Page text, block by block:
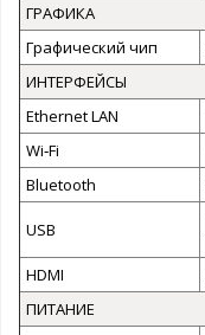
ГРАФИКА
Графический чип
ИНТЕРФЕЙСЫ
Ethernet LAN
Wi‑Fi
Bluetooth
USB
HDMI
ПИТАНИЕ